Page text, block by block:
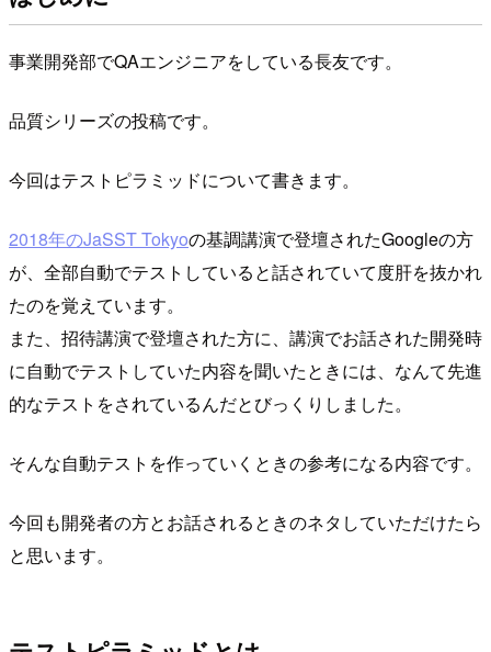
事業開発部でQAエンジニアをしている長友です。
品質シリーズの投稿です。
今回はテストピラミッドについて書きます。
2018年のJaSST Tokyoの基調講演で登壇されたGoogleの方
が、全部自動でテストしていると話されていて度肝を抜かれ
たのを覚えています。
また、招待講演で登壇された方に、講演でお話された開発時
に自動でテストしていた内容を聞いたときには、なんて先進
的なテストをされているんだとびっくりしました。
そんな自動テストを作っていくときの参考になる内容です。
今回も開発者の方とお話されるときのネタしていただけたら
と思います。